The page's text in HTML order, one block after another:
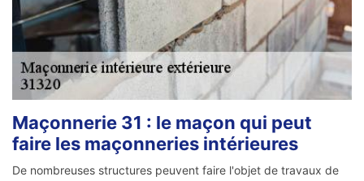
Maçonnerie 31 : le maçon qui peut
faire les maçonneries intérieures
De nombreuses structures peuvent faire l'objet de travaux de